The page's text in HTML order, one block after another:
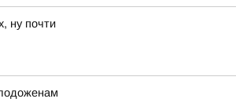
ну почти